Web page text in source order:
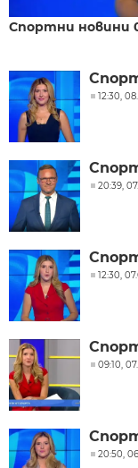
Спортни новини
12:30,
20:39,
12:30,
09:10,
20:50,